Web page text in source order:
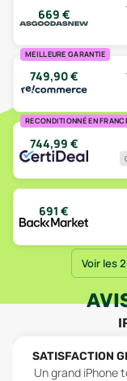
669 €
MEILLEURE GARANTIE
749,90€
RECONDITIONNÉ EN
744,99 €
691 €
Voir les
SATISFACTION
Un grand iPhone